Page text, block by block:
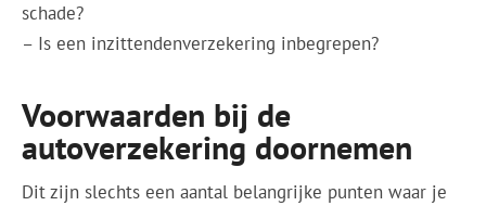
schade?
– Is een inzittendenverzekering inbegrepen?
Voorwaarden bij de
autoverzekering doornemen
Dit zijn slechts een aantal belangrijke punten waar je